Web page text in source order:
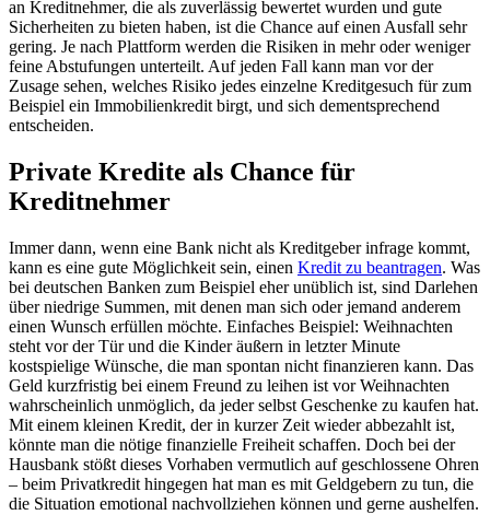
an Kreditnehmer, die als zuverlässig bewertet wurden und gute
Sicherheiten zu bieten haben, ist die Chance auf einen Ausfall sehr
gering. Je nach Plattform werden die Risiken in mehr oder weniger
feine Abstufungen unterteilt. Auf jeden Fall kann man vor der
Zusage sehen, welches Risiko jedes einzelne Kreditgesuch für zum
Beispiel ein Immobilienkredit birgt, und sich dementsprechend
entscheiden.
Private Kredite als Chance für
Kreditnehmer
Immer dann, wenn eine Bank nicht als Kreditgeber infrage kommt,
kann es eine gute Möglichkeit sein, einen Kredit zu beantragen. Was
bei deutschen Banken zum Beispiel eher unüblich ist, sind Darlehen
über niedrige Summen, mit denen man sich oder jemand anderem
einen Wunsch erfüllen möchte. Einfaches Beispiel: Weihnachten
steht vor der Tür und die Kinder äußern in letzter Minute
kostspielige Wünsche, die man spontan nicht finanzieren kann. Das
Geld kurzfristig bei einem Freund zu leihen ist vor Weihnachten
wahrscheinlich unmöglich, da jeder selbst Geschenke zu kaufen hat.
Mit einem kleinen Kredit, der in kurzer Zeit wieder abbezahlt ist,
könnte man die nötige finanzielle Freiheit schaffen. Doch bei der
Hausbank stößt dieses Vorhaben vermutlich auf geschlossene Ohren
– beim Privatkredit hingegen hat man es mit Geldgebern zu tun, die
die Situation emotional nachvollziehen können und gerne aushelfen.